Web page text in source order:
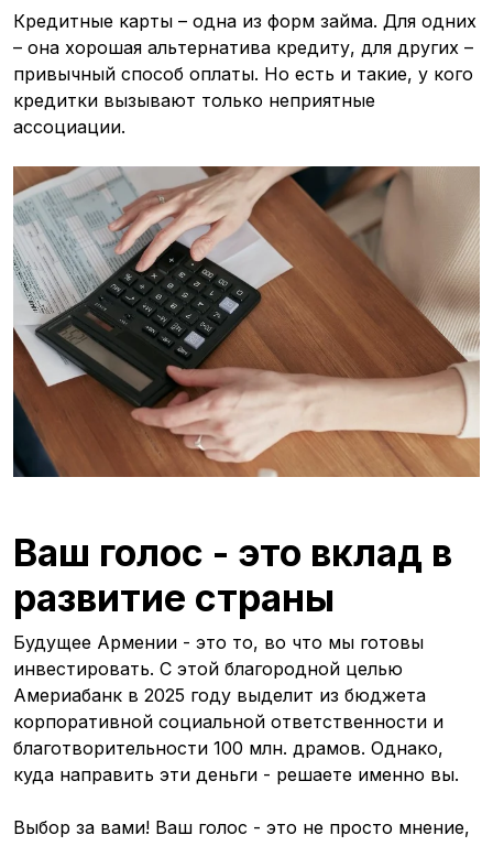
Кредитные карты – одна из форм займа. Для одних
– она хорошая альтернатива кредиту, для других –
привычный способ оплаты. Но есть и такие, у кого
кредитки вызывают только неприятные
ассоциации.
Ваш голос - это вклад в
развитие страны
Будущее Армении - это то, во что мы готовы
инвестировать. С этой благородной целью
Америабанк в 2025 году выделит из бюджета
корпоративной социальной ответственности и
благотворительности 100 млн. драмов. Однако,
куда направить эти деньги - решаете именно вы.
Выбор за вами! Ваш голос - это не просто мнение,